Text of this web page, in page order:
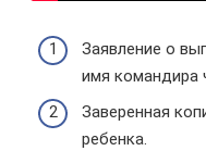
Заявление о
имя командира
Заверенная
ребенка.